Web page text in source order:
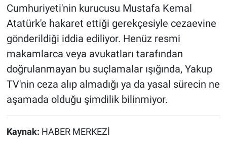
Cumhuriyeti'nin kurucusu Mustafa Kemal
Atatürk'e hakaret ettiği gerekçesiyle cezaevine
gönderildiği iddia ediliyor. Henüz resmi
makamlarca veya avukatları tarafından
doğrulanmayan bu suçlamalar ışığında, Yakup
TV'nin ceza alıp almadığı ya da yasal sürecin ne
aşamada olduğu şimdilik bilinmiyor.
Kaynak: HABER MERKEZİ